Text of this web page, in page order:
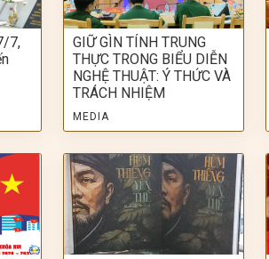
7,
GIỮ GÌN TÍNH TRUNG
THỰC TRONG BIỂU DIỄN
NGHỆ THUẬT: Ý THỨC VÀ
TRÁCH NHIỆM
MEDIA